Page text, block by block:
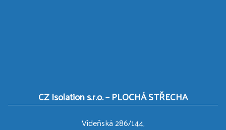
CZ Isolation s.r.o. – PLOCHÁ STŘECHA
Vídeňská 286/144,